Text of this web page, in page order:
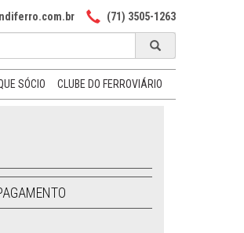
(71) 3505-1263
SÓCIO CLUBE DO FERROVIÁRIO